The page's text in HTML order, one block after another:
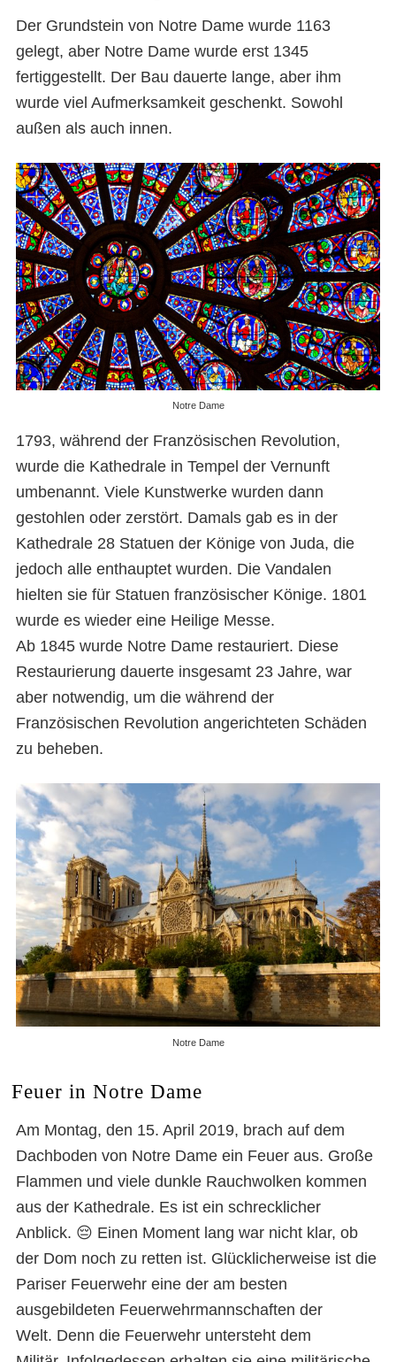
Der Grundstein von Notre Dame wurde 1163
gelegt, aber Notre Dame wurde erst 1345
fertiggestellt. Der Bau dauerte lange, aber ihm
wurde viel Aufmerksamkeit geschenkt. Sowohl
außen als auch innen.
Notre Dame
1793, während der Französischen Revolution,
wurde die Kathedrale in Tempel der Vernunft
umbenannt. Viele Kunstwerke wurden dann
gestohlen oder zerstört. Damals gab es in der
Kathedrale 28 Statuen der Könige von Juda, die
jedoch alle enthauptet wurden. Die Vandalen
hielten sie für Statuen französischer Könige. 1801
wurde es wieder eine Heilige Messe.
Ab 1845 wurde Notre Dame restauriert. Diese
Restaurierung dauerte insgesamt 23 Jahre, war
aber notwendig, um die während der
Französischen Revolution angerichteten Schäden
zu beheben.
Notre Dame
Feuer in Notre Dame
Am Montag, den 15. April 2019, brach auf dem
Dachboden von Notre Dame ein Feuer aus. Große
Flammen und viele dunkle Rauchwolken kommen
aus der Kathedrale. Es ist ein schrecklicher
Anblick. 😔 Einen Moment lang war nicht klar, ob
der Dom noch zu retten ist. Glücklicherweise ist die
Pariser Feuerwehr eine der am besten
ausgebildeten Feuerwehrmannschaften der
Welt. Denn die Feuerwehr untersteht dem